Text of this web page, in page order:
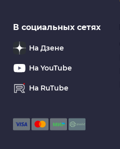
В социальных сетях
На Дзене
На YouTube
На RuTube